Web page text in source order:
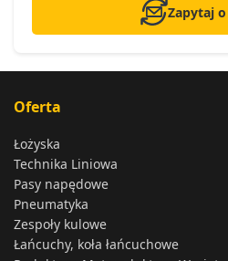
Zapytaj
Oferta
Łożyska
Technika Liniowa
Pasy napędowe
Pneumatyka
Zespoły kulowe
Łańcuchy, koła łańcuchowe